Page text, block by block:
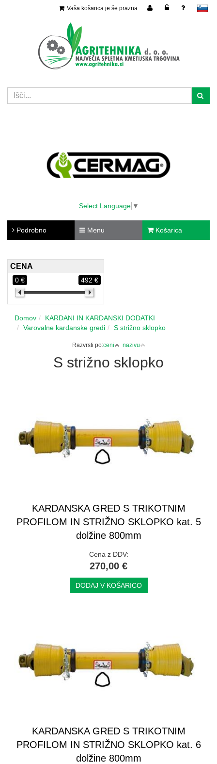
slovensko
Vaša košarica je še prazna
Select Language ▼
Podrobno Menu Košarica
CENA
0 € 492 €
Domov
KARDANI IN KARDANSKI DODATKI
Varovalne kardanske gredi
S strižno sklopko
Razvrsti po:ceni nazivu
S strižno sklopko
KARDANSKA GRED S TRIKOTNIM
PROFILOM IN STRIŽNO SKLOPKO kat. 5
dolžine 800mm
Cena z DDV:
270,00 €
DODAJ V KOŠARICO
KARDANSKA GRED S TRIKOTNIM
PROFILOM IN STRIŽNO SKLOPKO kat. 6
dolžine 800mm